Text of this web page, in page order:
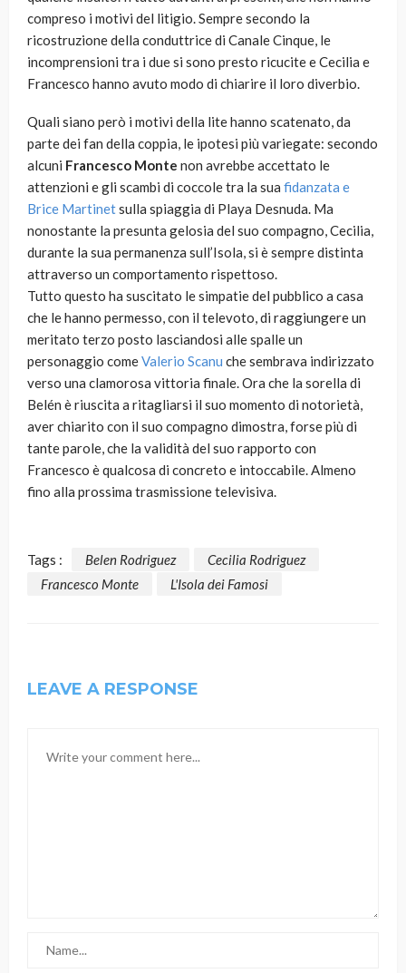
compreso i motivi del litigio. Sempre secondo la
ricostruzione della conduttrice di Canale Cinque, le
incomprensioni tra i due si sono presto ricucite e Cecilia e
Francesco hanno avuto modo di chiarire il loro diverbio.
Quali siano però i motivi della lite hanno scatenato, da
parte dei fan della coppia, le ipotesi più variegate: secondo
alcuni Francesco Monte non avrebbe accettato le
attenzioni e gli scambi di coccole tra la sua fidanzata e
Brice Martinetsulla spiaggia di Playa Desnuda. Ma
nonostante la presunta gelosia del suo compagno, Cecilia,
durante la sua permanenza sull’Isola, si è sempre distinta
attraverso un comportamento rispettoso.
Tutto questo ha suscitato le simpatie del pubblico a casa
che le hanno permesso, con il televoto, di raggiungere un
meritato terzo posto lasciandosi alle spalle un
personaggio comeValerio Scanu che sembrava indirizzato
verso una clamorosa vittoria finale. Ora che la sorella di
Belén è riuscita a ritagliarsi il suo momento di notorietà,
aver chiarito con il suo compagno dimostra, forse più di
tante parole, che la validità del suo rapporto con
Francesco è qualcosa di concreto e intoccabile. Almeno
fino alla prossima trasmissione televisiva.
Tags : Belen Rodriguez
Cecilia Rodriguez
Francesco Monte
L'Isola dei Famosi
LEAVE A RESPONSE